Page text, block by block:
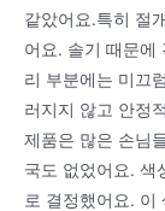
같았어요.특히 절
어요. 솔기 때문에
리 부분에는 미끄
러지지 않고 안정
제품은 많은 손님
국도 없었어요. 색
로 결정했어요. 이